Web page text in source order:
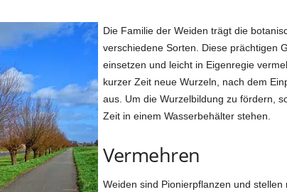
Die Familie der Weiden trägt die
verschiedene Sorten. Diese prächtigen
einsetzen und leicht in Eigenregie
kurzer Zeit neue Wurzeln, nach dem
aus. Um die Wurzelbildung zu fördern,
Zeit in einem Wasserbehälter stehen.
Vermehren
Weiden sind Pionierpflanzen und